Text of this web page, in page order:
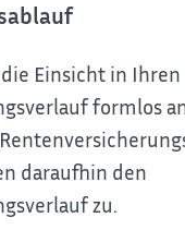
Einsicht in Ihren
formlos
daraufhin den
zu.